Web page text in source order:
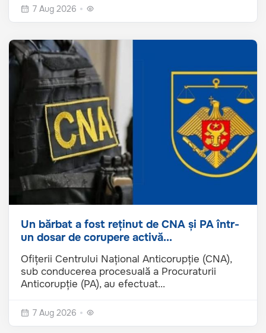
7 Aug 2026
Un bărbat a fost reținut de CNA și PA într-
un dosar de corupere activă...
Ofițerii Centrului Național Anticorupție (CNA),
sub conducerea procesuală a Procuraturii
Anticorupție (PA), au efectuat...
7 Aug 2026